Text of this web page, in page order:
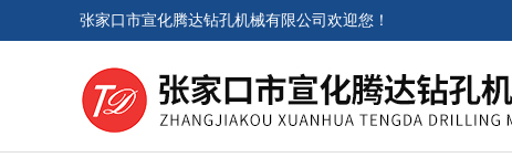
张家口市宣化腾达钻孔机械有限公司欢迎您！